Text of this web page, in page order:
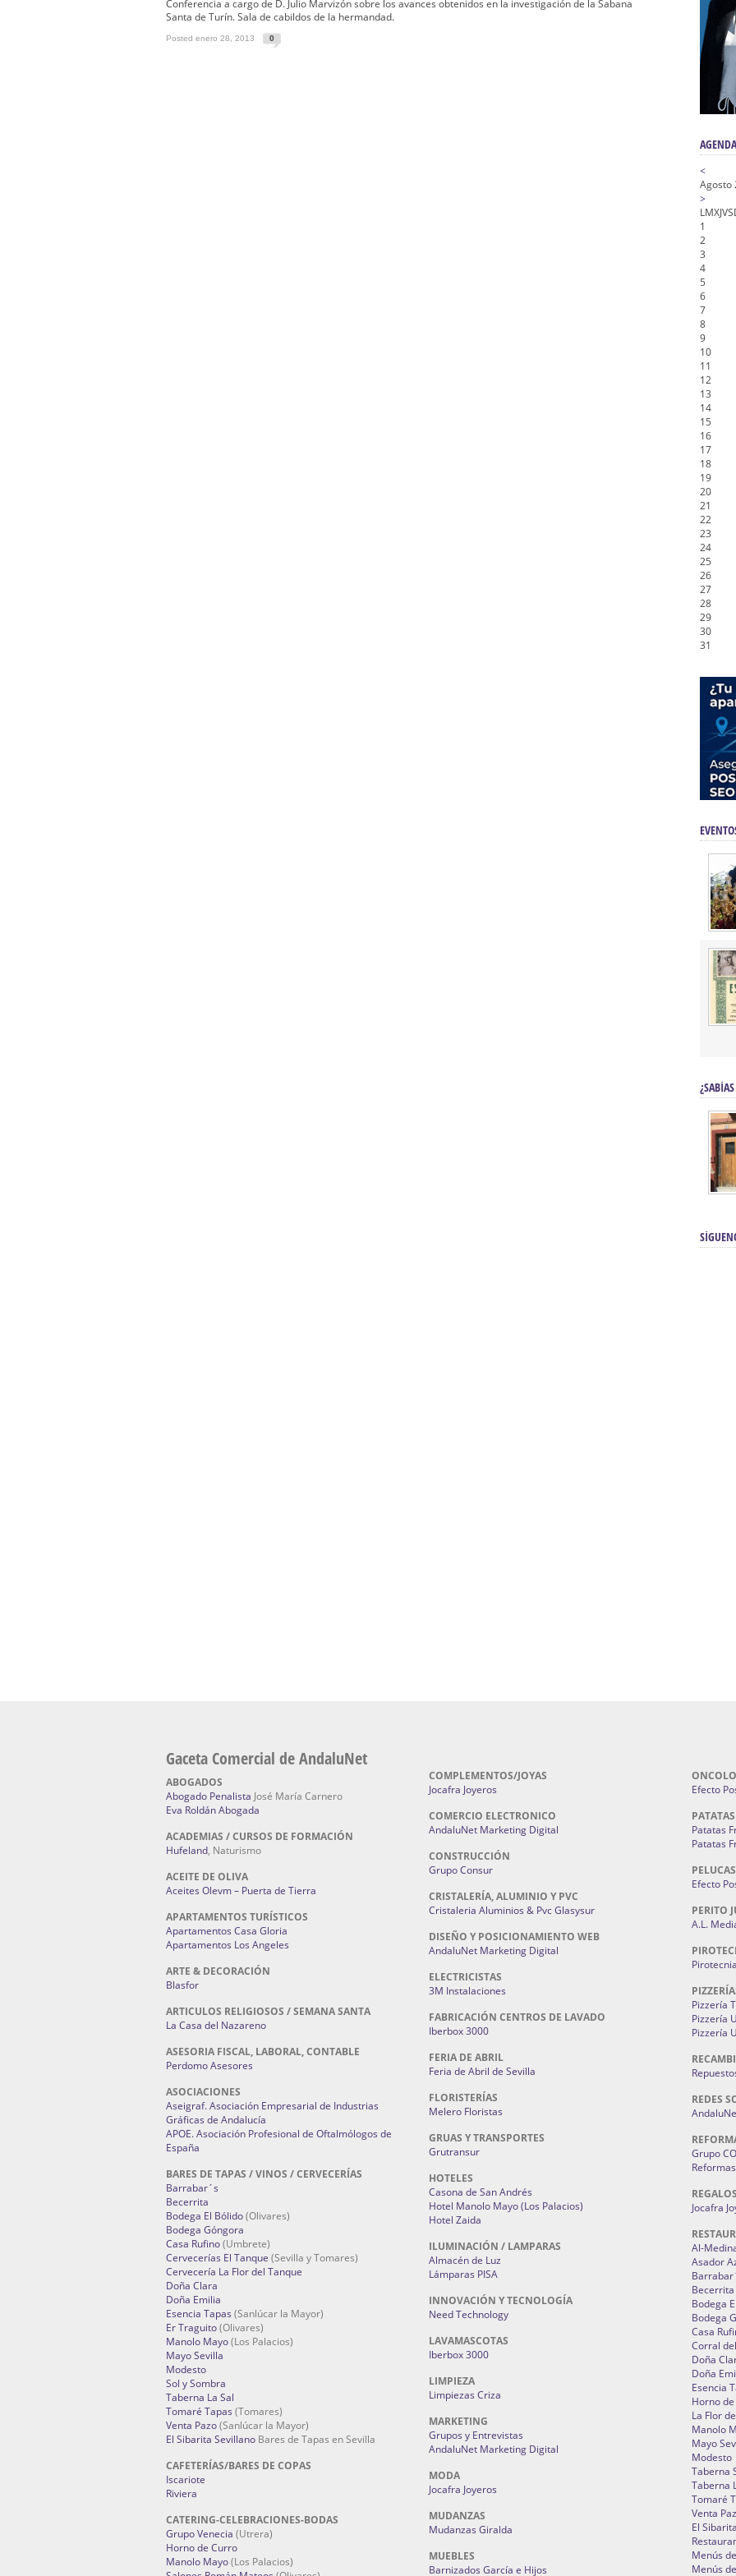
Solemne y devoto Besamanos en honor de María Santísima en su Soledad – San Lorenzo
Besapié y Besamano en la Quinta Angustia
Conferencia a cargo de D. Julio Marvizón sobre los avances obtenidos en la investigación de la Sabana
Santa de Turín. Sala de cabildos de la hermandad.
Posted enero 28, 2013 0
<
Agosto
>
LMXJVS
1
2
3
4
5
6
7
8
9
10
11
12
13
14
15
16
17
18
19
20
21
22
23
24
25
26
27
28
29
30
31
Gaceta Comercial de AndaluNet
ABOGADOS
Abogado Penalista José María Carnero
Eva Roldán Abogada
ACADEMIAS / CURSOS DE FORMACIÓN
Hufeland, Naturismo
ACEITE DE OLIVA
Aceites Olevm – Puerta de Tierra
APARTAMENTOS TURÍSTICOS
Apartamentos Casa Gloria
Apartamentos Los Angeles
ARTE & DECORACIÓN
Blasfor
ARTICULOS RELIGIOSOS / SEMANA SANTA
La Casa del Nazareno
ASESORIA FISCAL, LABORAL, CONTABLE
Perdomo Asesores
ASOCIACIONES
Aseigraf. Asociación Empresarial de Industrias
Gráficas de Andalucía
APOE. Asociación Profesional de Oftalmólogos de
España
BARES DE TAPAS / VINOS / CERVECERÍAS
Barrabar´s
Becerrita
Bodega El Bólido(Olivares)
Bodega Góngora
Casa Rufino(Umbrete)
Cervecerías El Tanque (Sevilla y Tomares)
Cervecería La Flor del Tanque
Doña Clara
Doña Emilia
Esencia Tapas (Sanlúcar la Mayor)
Er Traguito(Olivares)
Manolo Mayo(Los Palacios)
Mayo Sevilla
Modesto
Sol y Sombra
Taberna La Sal
Tomaré Tapas (Tomares)
Venta Pazo(Sanlúcar la Mayor)
El Sibarita Sevillano Bares de Tapas en Sevilla
CAFETERÍAS/BARES DE COPAS
Iscariote
Riviera
CATERING-CELEBRACIONES-BODAS
Grupo Venecia (Utrera)
Horno de Curro
Manolo Mayo(Los Palacios)
COMPLEMENTOS/JOYAS
Jocafra Joyeros
COMERCIO ELECTRONICO
AndaluNet Marketing Digital
CONSTRUCCIÓN
Grupo Consur
CRISTALERÍA, ALUMINIO Y PVC
Cristaleria Aluminios & Pvc Glasysur
DISEÑO Y POSICIONAMIENTO WEB
AndaluNet Marketing Digital
ELECTRICISTAS
3M Instalaciones
FABRICACIÓN CENTROS DE LAVADO
Iberbox 3000
FERIA DE ABRIL
Feria de Abril de Sevilla
FLORISTERÍAS
Melero Floristas
GRUAS Y TRANSPORTES
Grutransur
HOTELES
Casona de San Andrés
Hotel Manolo Mayo (Los Palacios)
Hotel Zaida
ILUMINACIÓN / LAMPARAS
Almacén de Luz
Lámparas PISA
INNOVACIÓN Y TECNOLOGÍA
Need Technology
LAVAMASCOTAS
Iberbox 3000
LIMPIEZA
Limpiezas Criza
MARKETING
Grupos y Entrevistas
AndaluNet Marketing Digital
MODA
Jocafra Joyeros
MUDANZAS
Mudanzas Giralda
MUEBLES
Barnizados García e Hijos
Efecto
Patatas
Patatas
PELUCAS
Efecto
PERITO
A.L.
Pizzería
Pizzería
Pizzería
REDES
Grupo
Jocafra
Al-
Asador
Becerrita
Bodega
Bodega
Casa
Corral
Doña
Doña
Esencia
Horno
La Flor
Manolo
Mayo
Modesto
Taberna
Taberna
Tomaré
Venta
El
Menús
Menús